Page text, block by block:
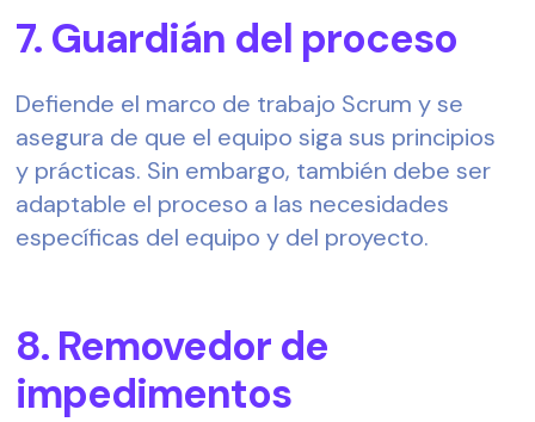
7. Guardián del proceso
Defiende el marco de trabajo Scrum y se
asegura de que el equipo siga sus principios
y prácticas. Sin embargo, también debe ser
adaptable el proceso a las necesidades
específicas del equipo y del proyecto.
8. Removedor de
impedimentos